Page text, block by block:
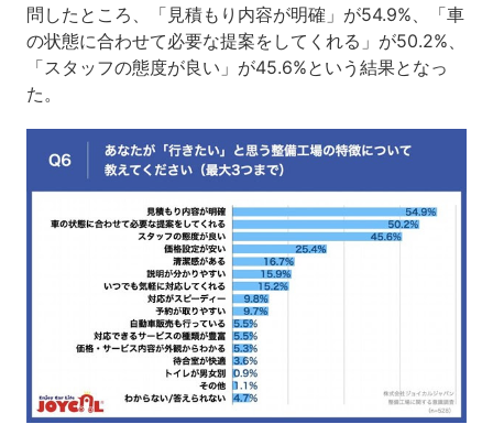
問したところ、「見積もり内容が明確」が54.9%、「車
の状態に合わせて必要な提案をしてくれる」が50.2%、
「スタッフの態度が良い」が45.6%という結果となっ
た。